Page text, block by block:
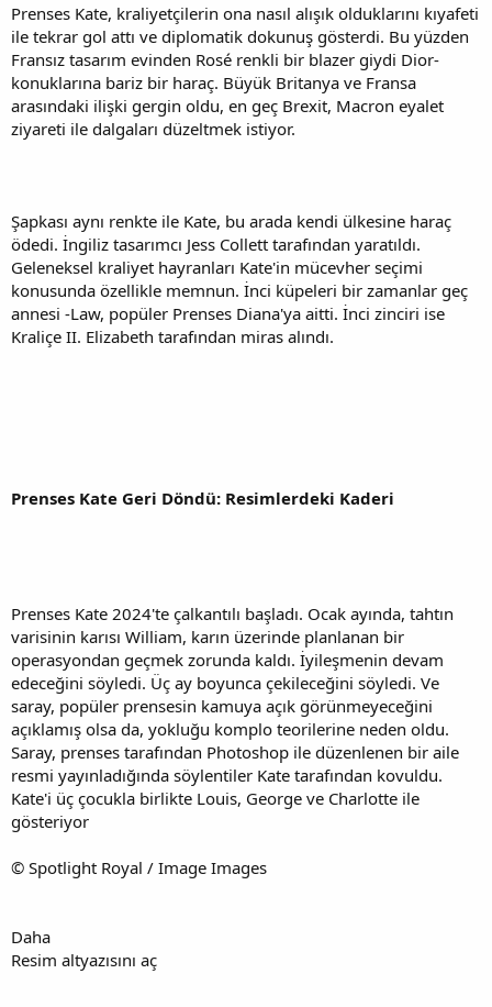
Prenses Kate, kraliyetçilerin ona nasıl alışık olduklarını kıyafeti
ile tekrar gol attı ve diplomatik dokunuş gösterdi. Bu yüzden
Fransız tasarım evinden Rosé renkli bir blazer giydi Dior-
konuklarına bariz bir haraç. Büyük Britanya ve Fransa
arasındaki ilişki gergin oldu, en geç Brexit, Macron eyalet
ziyareti ile dalgaları düzeltmek istiyor.
Şapkası aynı renkte ile Kate, bu arada kendi ülkesine haraç
ödedi. İngiliz tasarımcı Jess Collett tarafından yaratıldı.
Geleneksel kraliyet hayranları Kate'in mücevher seçimi
konusunda özellikle memnun. İnci küpeleri bir zamanlar geç
annesi -Law, popüler Prenses Diana'ya aitti. İnci zinciri ise
Kraliçe II. Elizabeth tarafından miras alındı.
Prenses Kate Geri Döndü: Resimlerdeki Kaderi
Prenses Kate 2024'te çalkantılı başladı. Ocak ayında, tahtın
varisinin karısı William, karın üzerinde planlanan bir
operasyondan geçmek zorunda kaldı. İyileşmenin devam
edeceğini söyledi. Üç ay boyunca çekileceğini söyledi. Ve
saray, popüler prensesin kamuya açık görünmeyeceğini
açıklamış olsa da, yokluğu komplo teorilerine neden oldu.
Saray, prenses tarafından Photoshop ile düzenlenen bir aile
resmi yayınladığında söylentiler Kate tarafından kovuldu.
Kate'i üç çocukla birlikte Louis, George ve Charlotte ile
gösteriyor
© Spotlight Royal / Image Images
Daha
Resim altyazısını aç